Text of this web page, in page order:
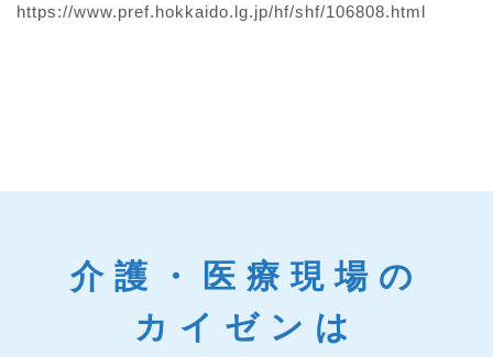
https://www.pref.hokkaido.lg.jp/hf/shf/106808.html
介護・医療現場の
カイゼンは